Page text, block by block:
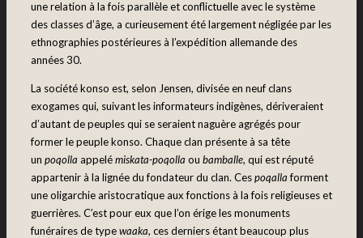
une relation à la fois parallèle et conflictuelle avec le système
des classes d’âge, a curieusement été largement négligée par les
ethnographies postérieures à l’expédition allemande des
années 30.
La société konso est, selon Jensen, divisée en neuf clans
exogames qui, suivant les informateurs indigènes, dériveraient
d’autant de peuples qui se seraient naguère agrégés pour
former le peuple konso. Chaque clan présente à sa tête
un poqolla appelémiskata-poqolla ou bamballe, qui est réputé
appartenir à la lignée du fondateur du clan. Cespoqallaforment
une oligarchie aristocratique aux fonctions à la fois religieuses et
guerrières. C’est pour eux que l’on érige les monuments
funéraires de typewaaka, ces derniers étant beaucoup plus